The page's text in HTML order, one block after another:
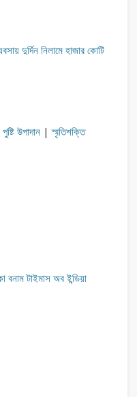
দুর্দিন নিলামে হাজার কোটি
উপাদান|স্মৃতিশক্তি
বনাম টাইমাস অব ইন্ডিয়া